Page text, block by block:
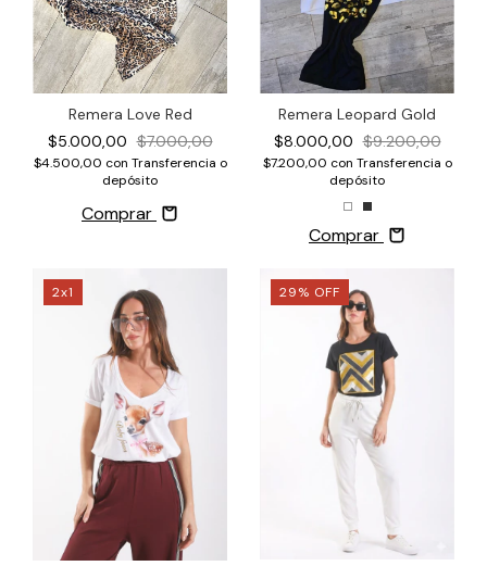
Remera Love Red
$5.000,00 $7.000,00
$4.500,00 con Transferencia o
depósito
Comprar
Remera Leopard Gold
$8.000,00 $9.200,00
$7.200,00 con Transferencia o
depósito
Comprar
2x1 29% OFF